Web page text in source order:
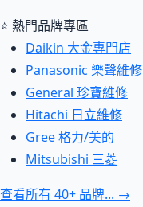
⭐ 熱門品牌專區
Daikin 大金專門店
Panasonic 樂聲維修
General 珍寶維修
Hitachi 日立維修
Gree 格力/美的
Mitsubishi 三菱
查看所有 40+ 品牌... →